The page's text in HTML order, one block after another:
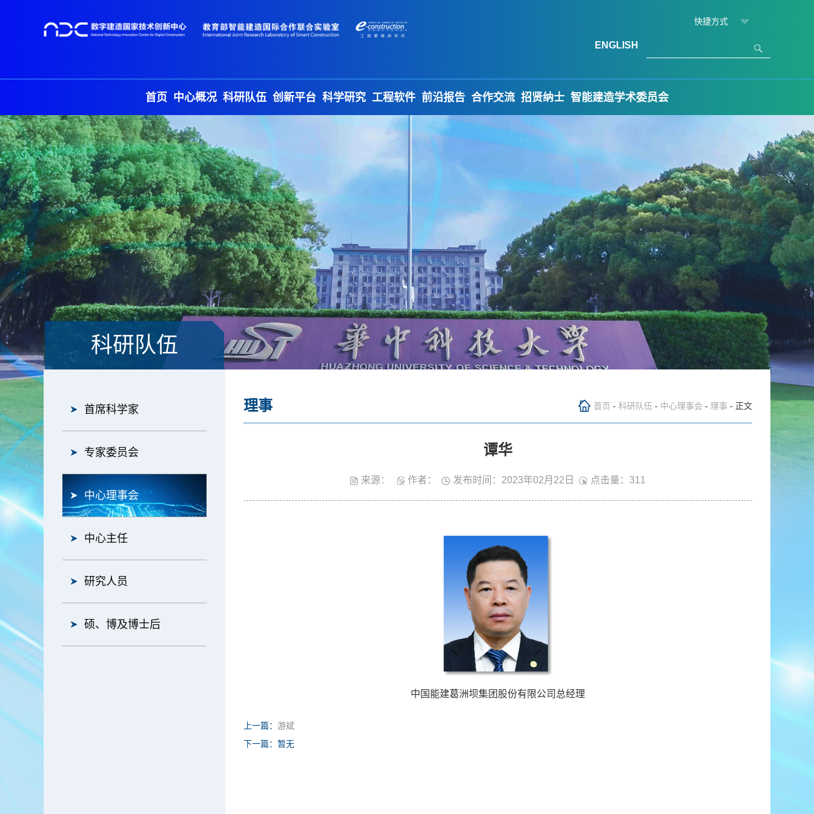
快捷方式
ENGLISH
首页 中心概况 科研队伍 创新平台 科学研究 工程软件 前沿报告 合作交流 招贤纳士 智能建造学术委员会
科研队伍
首席科学家
专家委员会
中心理事会
中心主任
研究人员
硕、博及博士后
理事 首页 - 科研队伍 - 中心理事会 - 理事 - 正文
谭华
来源： 作者： 发布时间：2023年02月22日 点击量： 311
中国能建葛洲坝集团股份有限公司总经理
上一篇： 游斌
下一篇：暂无